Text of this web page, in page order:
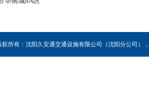
权所有：沈阳久安通交通设施有限公司（沈阳分公司）